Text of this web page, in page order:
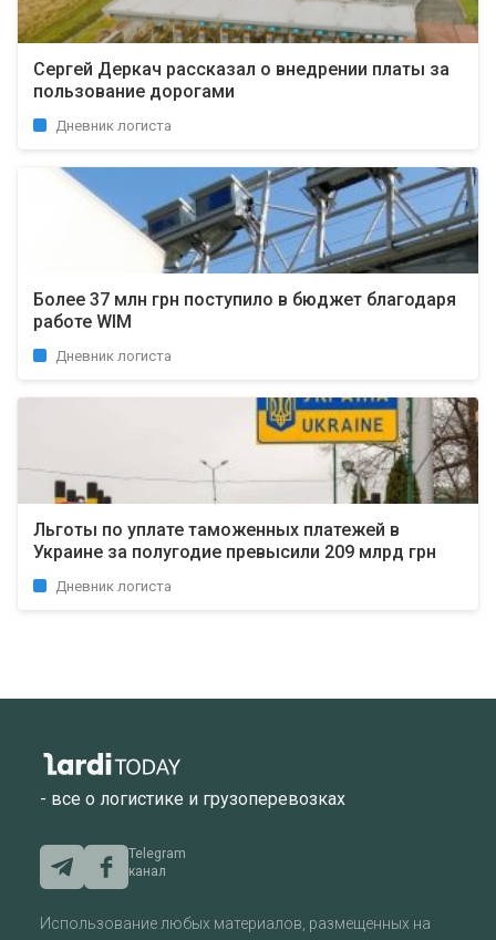
Сергей Деркач рассказал о внедрении платы за
пользование дорогами
Дневник логиста
Более 37 млн грн поступило в бюджет благодаря
работе WIM
Дневник логиста
Льготы по уплате таможенных платежей в
Украине за полугодие превысили 209 млрд грн
Дневник логиста
- все о логистике и грузоперевозках
Telegram
канал
Использование любых материалов, размещенных на